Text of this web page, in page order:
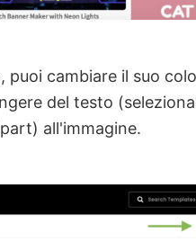
cambiare il suo
del testo
all'immagine.